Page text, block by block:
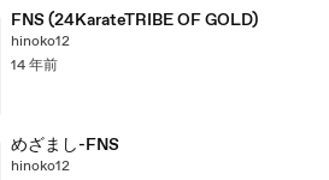
FNS (24KarateTRIBE OF GOLD)
hinoko12
14 年前
めざまし-FNS
hinoko12